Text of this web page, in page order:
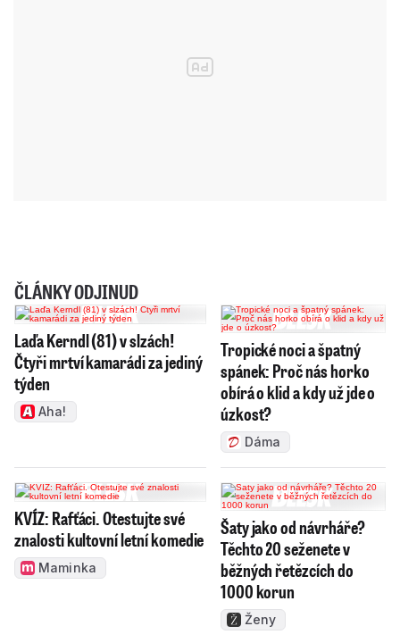
ČLÁNKY ODJINUD
Laďa Kerndl (81) v slzách!
Čtyři mrtví kamarádi za jediný
týden
Aha!
Tropické noci a špatný
spánek: Proč nás horko
obírá o klid a kdy už jde o
úzkost?
Dáma
KVÍZ: Rafťáci. Otestujte své
znalosti kultovní letní komedie
Maminka
Šaty jako od návrháře?
Těchto 20 seženete v
běžných řetězcích do
1000 korun
Ženy